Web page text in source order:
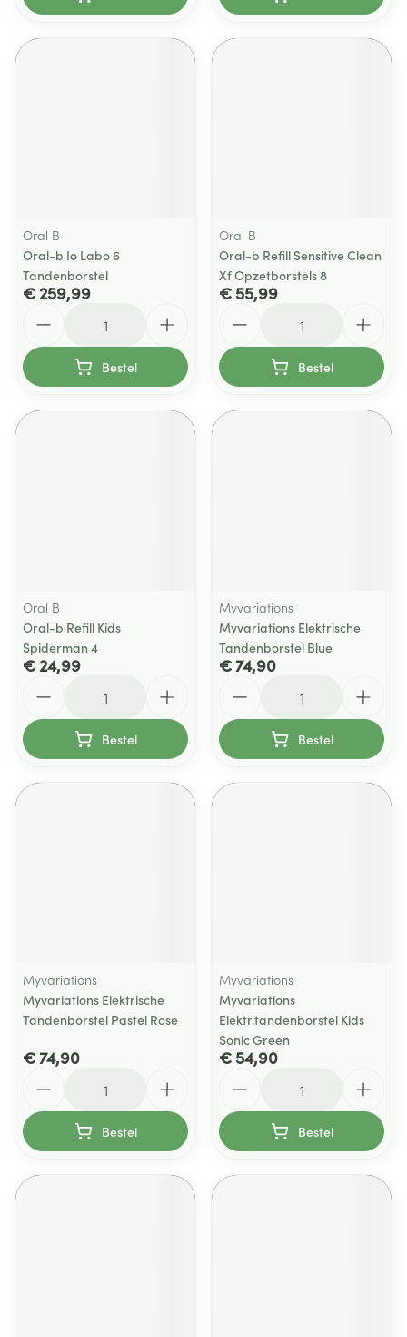
Oral B
Oral-b Io Labo 6
Tandenborstel
€ 259,99
Bestel
Oral B
Oral-b Refill Sensitive Clean
Xf Opzetborstels 8
€ 55,99
Bestel
Oral B
Oral-b Refill Kids
Spiderman 4
€ 24,99
Bestel
Myvariations
Myvariations Elektrische
Tandenborstel Blue
€ 74,90
Bestel
Myvariations
Myvariations Elektrische
Tandenborstel Pastel Rose
€ 74,90
Bestel
Myvariations
Myvariations
Elektr.tandenborstel Kids
Sonic Green
€ 54,90
Bestel